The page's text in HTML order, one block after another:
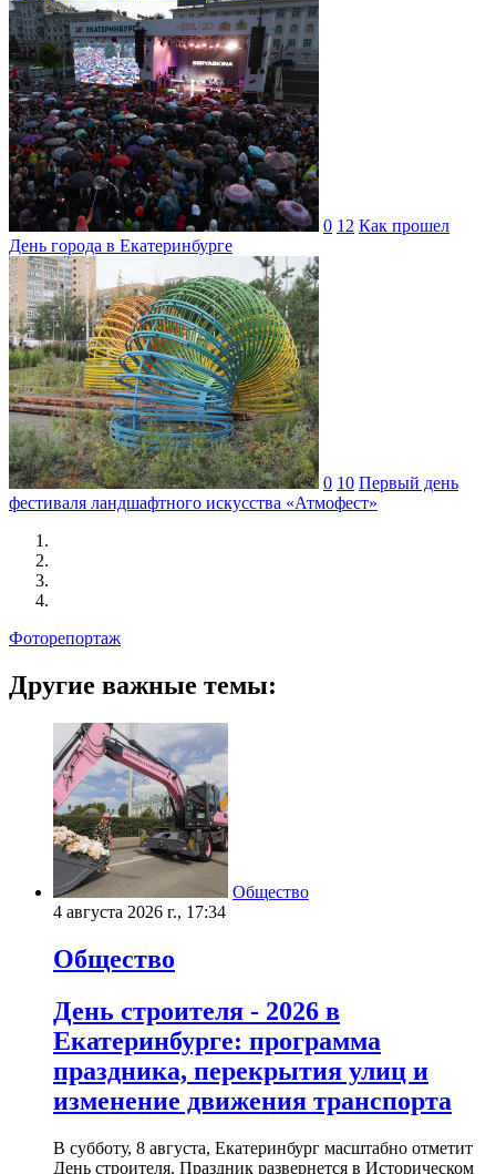
0 12 Как прошел
День города в Екатеринбурге
0 10 Первый день
фестиваля ландшафтного искусства «Атмофест»
Фоторепортаж
Другие важные темы:
Общество
4 августа 2026 г., 17:34
Общество
День строителя - 2026 в
Екатеринбурге: программа
праздника, перекрытия улиц и
изменение движения транспорта
В субботу, 8 августа, Екатеринбург масштабно отметит
День строителя. Праздник развернется в Историческом